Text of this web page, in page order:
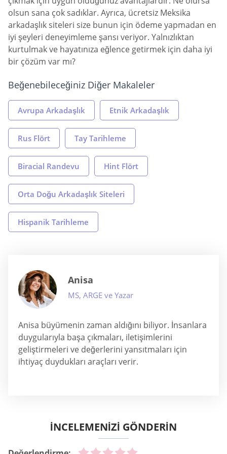
olsun sana çok sadıklar. Ayrıca, ücretsiz Meksika
arkadaşlık siteleri size bunun için ödeme yapmadan en
iyi şeyleri deneyimleme şansı veriyor. Yalnızlıktan
kurtulmak ve hayatınıza eğlence getirmek için daha iyi
bir çözüm var mı?
Beğenebileceğiniz Diğer Makaleler
Avrupa Arkadaşlık Etnik Arkadaşlık
Rus Flört Tay Tarihleme
Biracial Randevu Hint Flört
Orta Doğu Arkadaşlık Siteleri
Hispanik Tarihleme
Anisa
MS, ARGE ve Yazar
Anisa büyümenin zaman aldığını biliyor. İnsanlara
duygularıyla başa çıkmaları, iletişimlerini
geliştirmeleri ve değerlerini yansıtmaları için
ihtiyaç duydukları araçları verir.
İNCELEMENİZİ GÖNDERİN